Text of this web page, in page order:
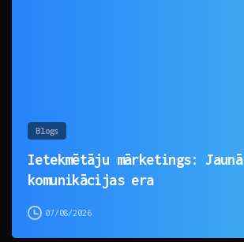
Blogs
Ietekmētāju mārketings: Jaunā
komunikācijas era
07/08/2026